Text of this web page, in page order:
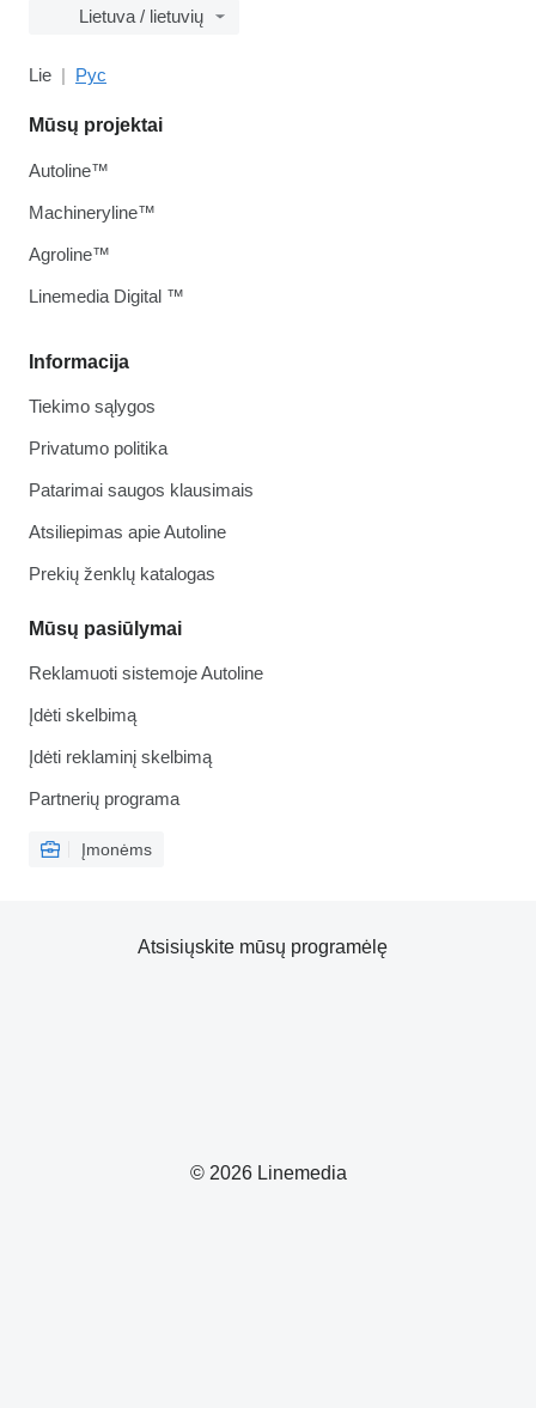
Lietuva / lietuvių
Lie Рус
Informacija
Tiekimo sąlygos
Privatumo politika
Patarimai saugos klausimais
Atsiliepimas apie Autoline
Prekių ženklų katalogas
Mūsų pasiūlymai
Reklamuoti sistemoje Autoline
Įdėti skelbimą
Įdėti reklaminį skelbimą
Partnerių programa
Įmonėms
Mūsų projektai
Autoline™
Machineryline™
Agroline™
Linemedia Digital ™
© 2026 Linemedia
Atsisiųskite mūsų programėlę